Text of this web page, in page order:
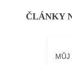
ČLÁNKY
MŮJ